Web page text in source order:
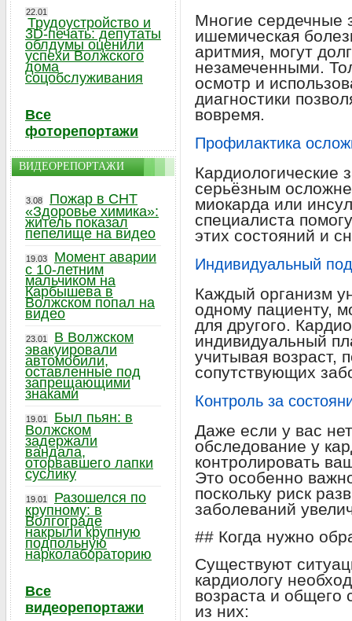
Многие сердечные
ишемическая
аритмия, могут
незамеченными.
осмотр и
диагностики
вовремя.
Профилактика
Кардиологические
серьёзным
миокарда или
специалиста
этих состояний и
Индивидуальный
Каждый организм
одному пациенту,
для другого.
индивидуальный
учитывая возраст,
сопутствующих
Контроль за
Даже если у вас
обследование у
контролировать
Это особенно
поскольку риск
заболеваний
## Когда нужно
Существуют
кардиологу
возраста и общего
из них:
22.01
Трудоустройство и
3D-печать: депутаты
облдумы оценили
успехи Волжского
дома
соцобслуживания
Все
фоторепортажи
ВИДЕОРЕПОРТАЖИ
3.08
Пожар в СНТ
«Здоровье химика»:
житель показал
пепелище на видео
19.03
Момент аварии
с 10-летним
мальчиком на
Карбышева в
Волжском попал на
видео
23.01
В Волжском
эвакуировали
автомобили,
оставленные под
запрещающими
знаками
19.01
Был пьян: в
Волжском
задержали
вандала,
оторвавшего лапки
суслику
19.01
Разошелся по
крупному: в
Волгограде
накрыли крупную
подпольную
нарколабораторию
Все
видеорепортажи